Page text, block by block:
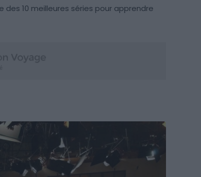
des 10 meilleures séries pour apprendre